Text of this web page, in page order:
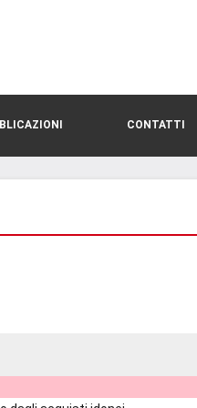
CONTATTI